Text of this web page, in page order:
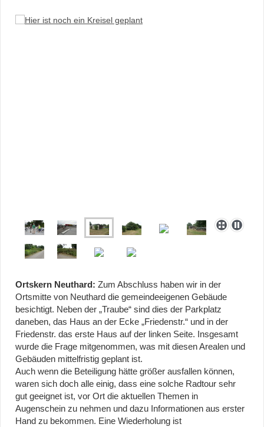
Ortskern Neuthard: Zum Abschluss haben wir in der
Ortsmitte von Neuthard die gemeindeeigenen Gebäude
besichtigt. Neben der „Traube“ sind dies der Parkplatz
daneben, das Haus an der Ecke „Friedenstr.“ und in der
Friedenstr. das erste Haus auf der linken Seite. Insgesamt
wurde die Frage mitgenommen, was mit diesen Arealen und
Gebäuden mittelfristig geplant ist.
Auch wenn die Beteiligung hätte größer ausfallen können,
waren sich doch alle einig, dass eine solche Radtour sehr
gut geeignet ist, vor Ort die aktuellen Themen in
Augenschein zu nehmen und dazu Informationen aus erster
Hand zu bekommen. Eine Wiederholung ist